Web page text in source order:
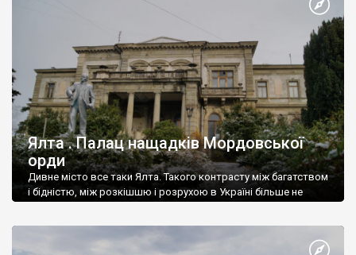
Ялта . Палац нащадків Мордовської
орди
Дивне місто все таки Ялта. Такого контрасту між багатством
і бідністю, між розкішшю і розрухою в Україні більше не